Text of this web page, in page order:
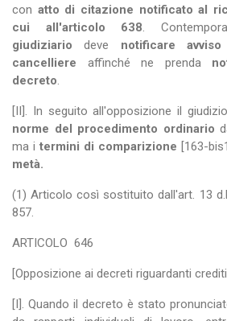
con atto di citazione notificato al
cui all'articolo 638.
giudiziario deve notificare
cancelliere affinché ne prenda
decreto.
[II]. In seguito all'opposizione il
norme del procedimento ordinario
ma i termini di comparizione [163-
metà.
(1) Articolo così sostituito dall'art. 13
857.
ARTICOLO 646
[Opposizione ai decreti riguardanti
[I]. Quando il decreto è stato